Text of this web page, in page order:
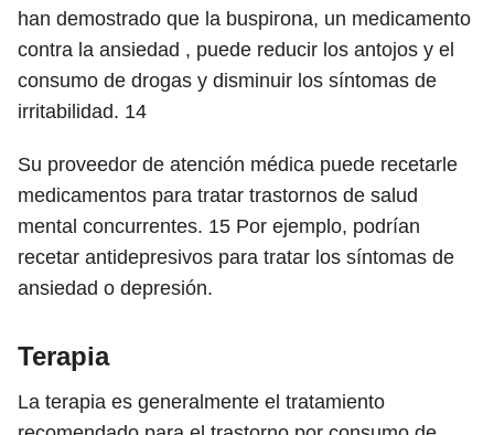
han demostrado que la buspirona, un medicamento
contra la ansiedad , puede reducir los antojos y el
consumo de drogas y disminuir los síntomas de
irritabilidad. 14
Su proveedor de atención médica puede recetarle
medicamentos para tratar trastornos de salud
mental concurrentes. 15 Por ejemplo, podrían
recetar antidepresivos para tratar los síntomas de
ansiedad o depresión.
Terapia
La terapia es generalmente el tratamiento